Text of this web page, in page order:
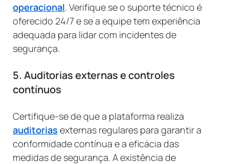
operacional. Verifique se o suporte técnico é
oferecido 24/7 e se a equipe tem experiência
adequada para lidar com incidentes de
segurança.
5. Auditorias externas e controles
contínuos
Certifique-se de que a plataforma realiza
auditorias externas regulares para garantir a
conformidade contínua e a eficácia das
medidas de segurança. A existência de